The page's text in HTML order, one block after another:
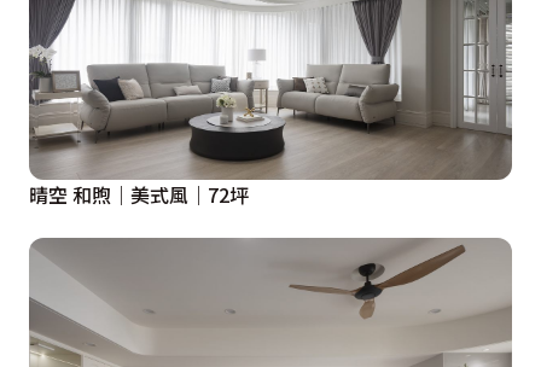
晴空 和煦｜美式風｜72坪